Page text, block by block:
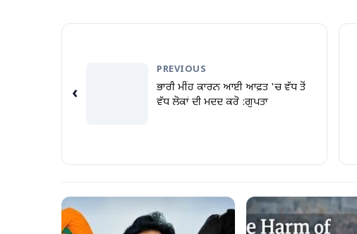
‹
PREVIOUS
ਭਾਰੀ ਮੀਂਹ ਕਾਰਨ ਆਈ ਆਫ਼ਤ 'ਚ ਵੱਧ ਤੋਂ
ਵੱਧ ਲੋਕਾਂ ਦੀ ਮਦਦ ਕਰੋ :ਗੁਪਤਾ